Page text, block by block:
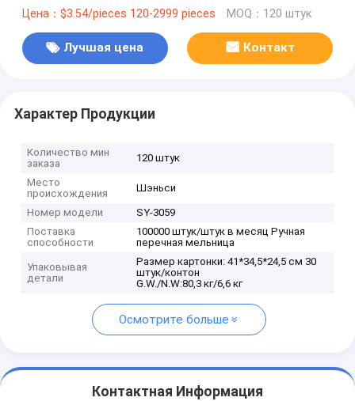
профессионалов
Цена：$3.54/pieces 120-2999 pieces MOQ：120 штук
Лучшая цена Контакт
Характер Продукции
Количество мин
заказа
120 штук
Место
происхождения
Шэньси
Номер модели
SY-3059
Поставка
способности
100000 штук/штук в месяц Ручная
перечная мельница
Упаковывая
детали
Размер картонки: 41*34,5*24,5 см 30
штук/контон
G.W./N.W:80,3 кг/6,6 кг
Осмотрите больше
Контактная Информация